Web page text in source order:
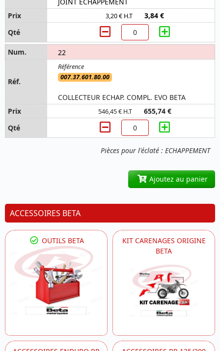
Pièces pour l'éclaté : ECHAPPEMENT
3,20 € H.T 3,84 €
22
007.37.601.80.00
COLLECTEUR ECHAP. COMPL. EVO BETA
546,45 € H.T 655,74 €
Ajoutez au panier
ACCESSOIRES BETA
OUTILS BETA
KIT CARENAGES ORIGINE
BETA